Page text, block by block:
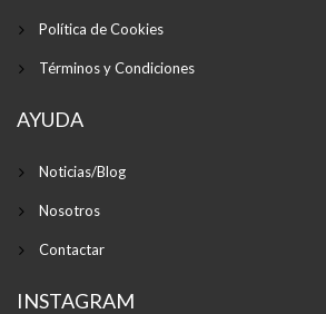
Política de Cookies
Términos y Condiciones
AYUDA
Noticias/Blog
Nosotros
Contactar
INSTAGRAM